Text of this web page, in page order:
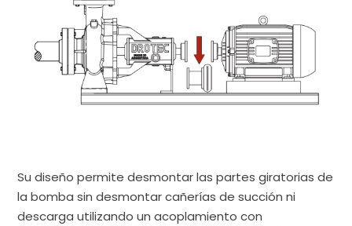
Su diseño permite desmontar las partes giratorias de
la bomba sin desmontar cañerías de succión ni
descarga utilizando un acoplamiento con